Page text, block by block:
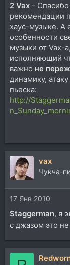
2 Vax -
рекомендации
хаус-музыке. А
особенности
музыки от Vax-
исполняющий
важно не
динамику,
пьеска:
http://
vax
Чукча-
17 Янв 2010
Staggerman, я
с джазом это